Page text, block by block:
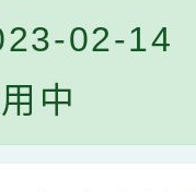
02-14
中